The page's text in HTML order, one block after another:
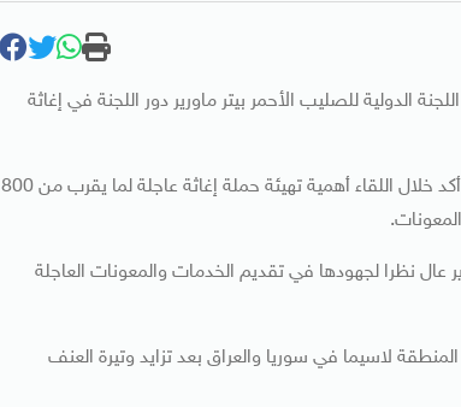
الدولية للصليب الأحمر بيتر ماورير دور اللجنة في إغاثة
وذكر بيان صدر عن مكتب رئيس مجلس النواب العراقي اليوم , أن النجيفي أكد خلال اللقاء أهمية تهيئة حملة إغاثة عاجلة لما يقرب من 800
عال نظرا لجهودها في تقديم الخدمات والمعونات العاجلة
لاسيما في سوريا والعراق بعد تزايد وتيرة العنف